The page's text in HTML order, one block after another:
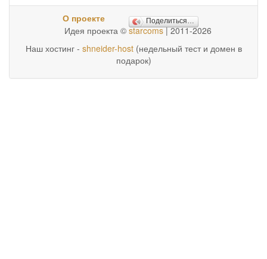
О проекте Поделиться…
Идея проекта © starcoms| 2011-2026
Наш хостинг - shneider-host(недельный тест и домен в
подарок)